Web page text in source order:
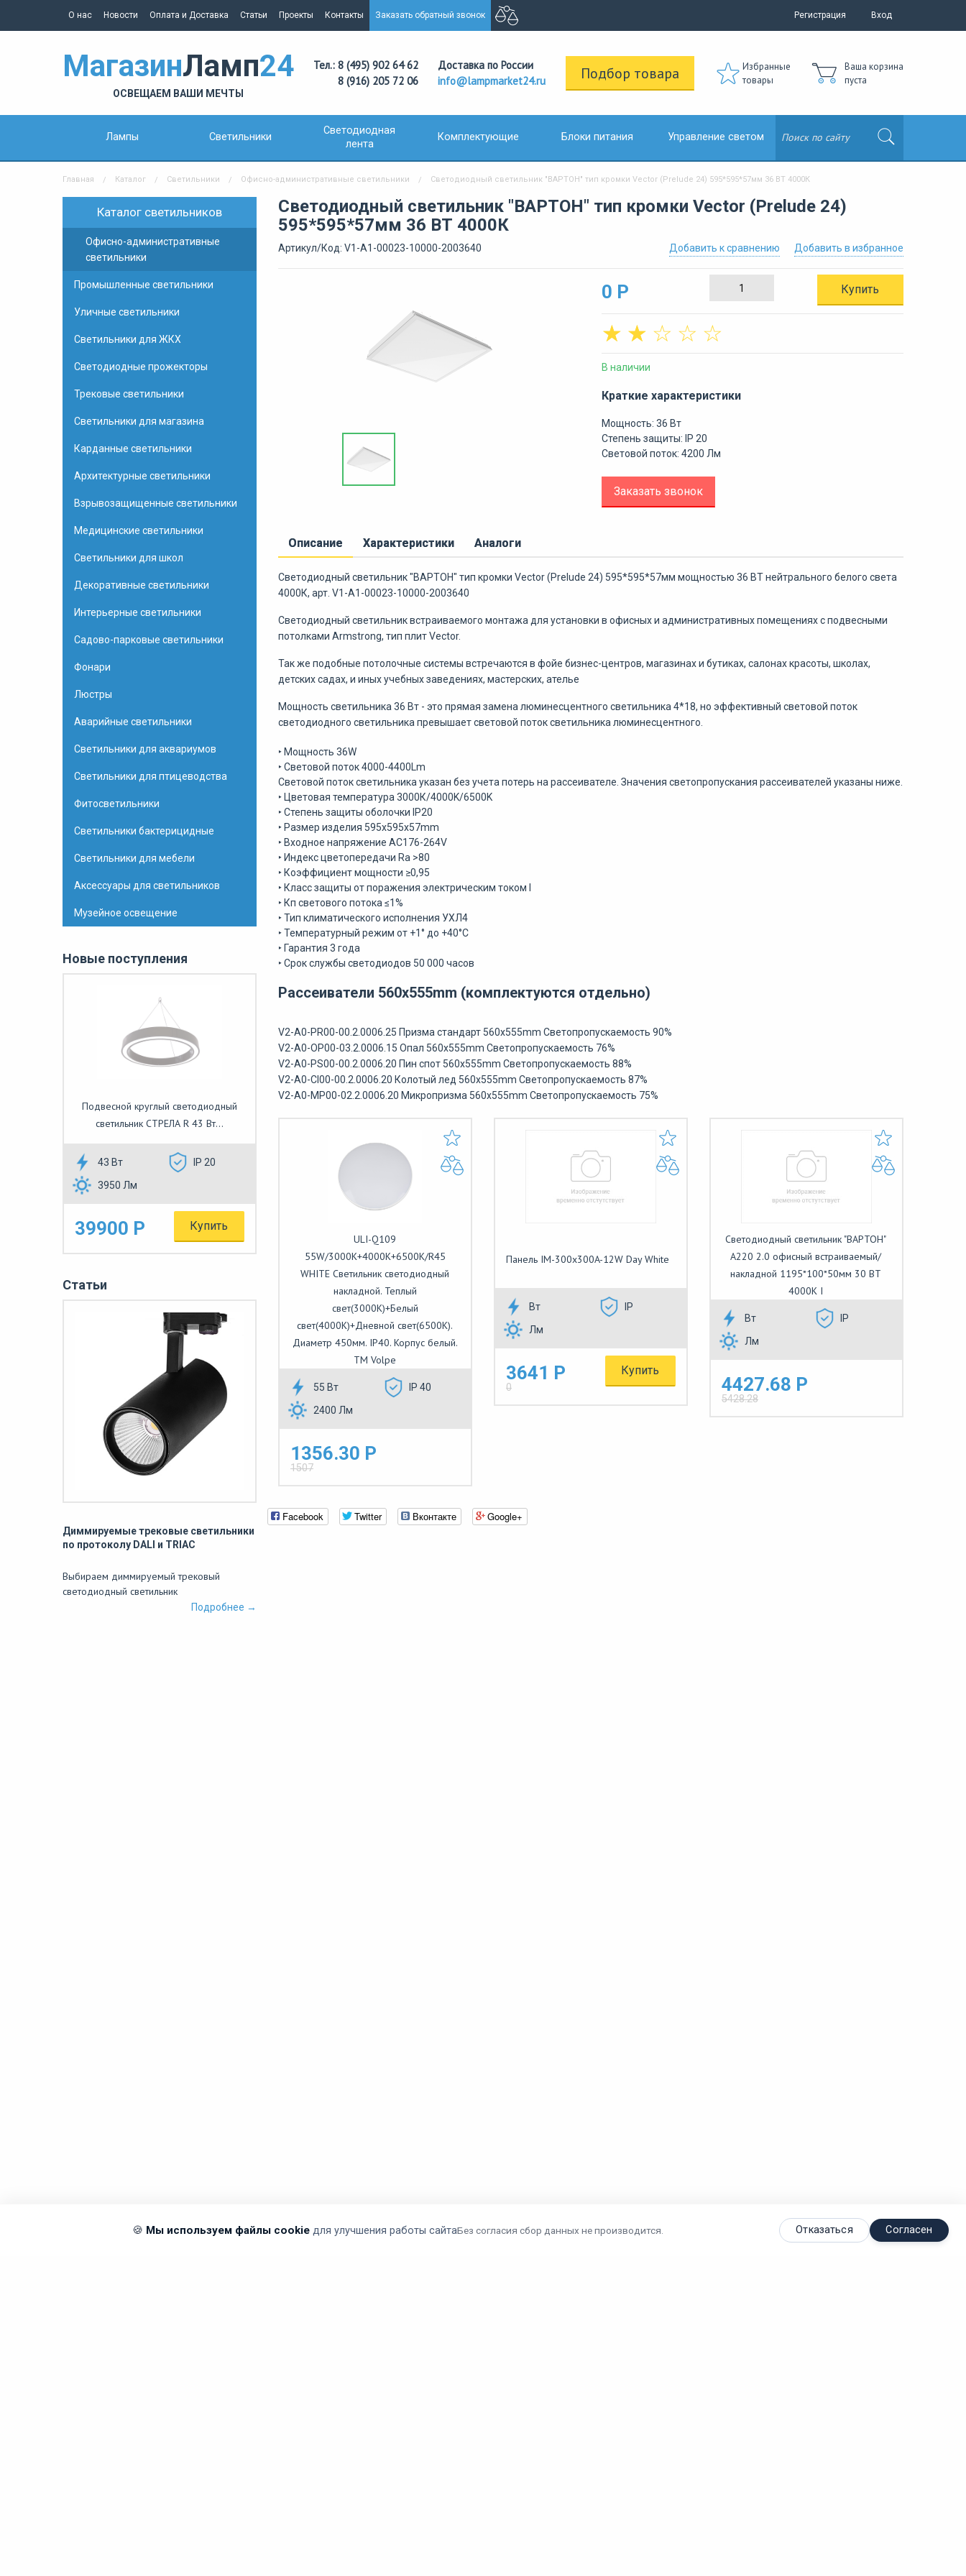
О нас Новости Оплата и Доставка Статьи Проекты Контакты Заказать обратный звонок Регистрация Вход
МагазинЛамп24
ОСВЕЩАЕМ ВАШИ МЕЧТЫ
Тел.: 8 (495) 902 64 62
8 (916) 205 72 06
Доставка по России
info@lampmarket24.ru
Подбор товара
Избранные
товары
Ваша корзина
пуста
Лампы Светильники
Светодиодная
лента
Комплектующие Блоки питания Управление светом
Главная Каталог Светильники Офисно-административные светильники Светодиодный светильник "ВАРТОН" тип кромки Vector (Prelude 24) 595*595*57мм 36 ВТ 4000К
Каталог светильников
Офисно-административные
светильники
Промышленные светильники
Уличные светильники
Светильники для ЖКХ
Светодиодные прожекторы
Трековые светильники
Светильники для магазина
Карданные светильники
Архитектурные светильники
Взрывозащищенные светильники
Медицинские светильники
Светильники для школ
Декоративные светильники
Интерьерные светильники
Садово-парковые светильники
Фонари
Люстры
Аварийные светильники
Светильники для аквариумов
Светильники для птицеводства
Фитосветильники
Светильники бактерицидные
Светильники для мебели
Аксессуары для светильников
Музейное освещение
Новые поступления
Подвесной круглый светодиодный
светильник СТРЕЛА R 43 Вт...
43 Вт
IP 20
3950 Лм
39900 Р Купить
Статьи
Диммируемые трековые светильники
по протоколу DALI и TRIAC
Выбираем диммируемый трековый
светодиодный светильник
Подробнее →
Светодиодный светильник "ВАРТОН" тип кромки Vector (Prelude 24)
595*595*57мм 36 ВТ 4000К
Артикул/Код: V1-A1-00023-10000-2003640 Добавить в избранное
Добавить к сравнению
0 Р Купить
☆
☆
☆
☆
☆
В наличии
Краткие характеристики
Мощность: 36 Вт
Степень защиты: IP 20
Световой поток: 4200 Лм
Заказать звонок
Описание Характеристики Аналоги
Светодиодный светильник "ВАРТОН" тип кромки Vector (Prelude 24) 595*595*57мм мощностью 36 ВТ нейтрального белого света
4000К, арт. V1-A1-00023-10000-2003640
Светодиодный светильник встраиваемого монтажа для установки в офисных и административных помещениях с подвесными
потолками Armstrong, тип плит Vector.
Так же подобные потолочные системы встречаются в фойе бизнес-центров, магазинах и бутиках, салонах красоты, школах,
детских садах, и иных учебных заведениях, мастерских, ателье
Мощность светильника 36 Вт - это прямая замена люминесцентного светильника 4*18, но эффективный световой поток
светодиодного светильника превышает световой поток светильника люминесцентного.
‣ Мощность 36W
‣ Световой поток 4000-4400Lm
Световой поток светильника указан без учета потерь на рассеивателе. Значения светопропускания рассеивателей указаны ниже.
‣ Цветовая температура 3000К/4000K/6500K
‣ Степень защиты оболочки IP20
‣ Размер изделия 595х595х57mm
‣ Входное напряжение АС176-264V
‣ Индекс цветопередачи Ra >80
‣ Коэффициент мощности ≥0,95
‣ Класс защиты от поражения электрическим током I
‣ Кп светового потока ≤1%
‣ Тип климатического исполнения УХЛ4
‣ Температурный режим от +1° до +40°С
‣ Гарантия 3 года
‣ Срок службы светодиодов 50 000 часов
Рассеиватели 560x555mm (комплектуются отдельно)
V2-A0-PR00-00.2.0006.25 Призма стандарт 560x555mm Светопропускаемость 90%
V2-A0-OP00-03.2.0006.15 Опал 560x555mm Светопропускаемость 76%
V2-A0-PS00-00.2.0006.20 Пин спот 560x555mm Светопропускаемость 88%
V2-A0-CI00-00.2.0006.20 Колотый лед 560x555mm Светопропускаемость 87%
V2-A0-MP00-02.2.0006.20 Микропризма 560x555mm Светопропускаемость 75%
ULI-Q109
55W/3000K+4000K+6500K/R45
WHITE Светильник светодиодный
накладной. Теплый
свет(3000K)+Белый
свет(4000K)+Дневной свет(6500K).
Диаметр 450мм. IP40. Корпус белый.
ТМ Volpe
55 Вт
IP 40
2400 Лм
1356.30 Р
1507
Панель IM-300x300A-12W Day White
Вт
IP
Лм
3641 Р
0
Купить
Светодиодный светильник "ВАРТОН"
A220 2.0 офисный встраиваемый/
накладной 1195*100*50мм 30 ВТ
4000К I
Вт
IP
Лм
4427.68 Р
5428.28
Facebook Twitter Вконтакте Google+
🍪 Мы используем файлы cookie для улучшения работы сайтаБез согласия сбор данных не производится. Отказаться Согласен